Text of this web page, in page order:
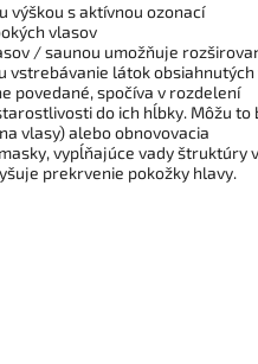
výškou s aktívnou ozonací
vlasov
/ saunou umožňuje
vstrebávanie látok obsiahnutých
povedané, spočíva v rozdelení
do ich hĺbky. Môžu to
vlasy) alebo obnovovacia
vypĺňajúce vady štruktúry
prekrvenie pokožky hlavy.